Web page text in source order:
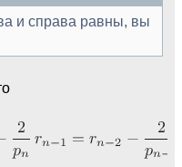
и справа равны, вы